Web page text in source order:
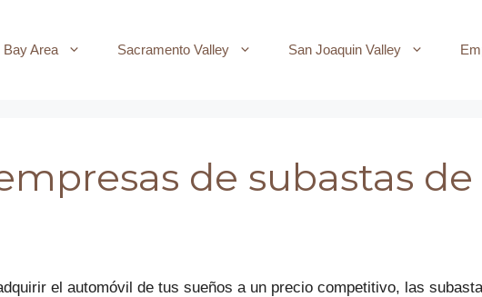
Bay Area Sacramento Valley San Joaquin Valley
de subastas
el automóvil de tus sueños a un precio competitivo, las